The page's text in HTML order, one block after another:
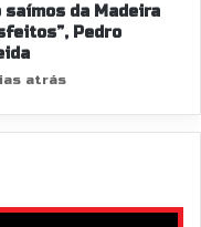
saímos da Madeira
Pedro
atrás